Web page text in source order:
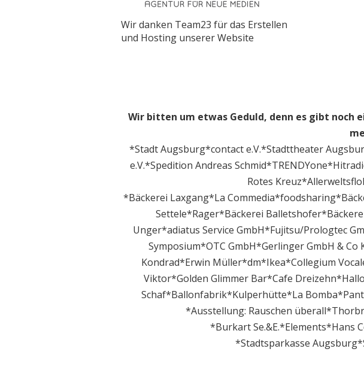
Wir danken Team23 für das Erstellen
und Hosting unserer Website
Wir bitten um etwas Geduld, denn es gibt noch
*Stadt Augsburg*contact e.V.*Stadttheater
e.V.*Spedition Andreas
Rotes
*Bäckerei Laxgang*La
Settele*Rager*Bäckerei
Unger*adiatus Service GmbH*Fujitsu/Prologtec
Symposium*OTC GmbH*Gerlinger GmbH &
Kondrad*Erwin Müller*dm*Ikea*Collegium
Viktor*Golden Glimmer Bar*Cafe
Schaf*Ballonfabrik*Kulperhütte*La
*Ausstellung: Rauschen
*Burkart Se.&E.*Elements*Hans
*Stadtsparkasse